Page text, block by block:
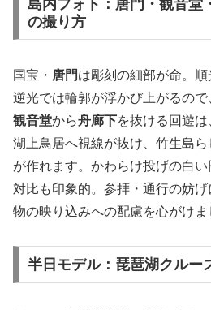
島内フォト：唐門・観音堂
の撮り方
国宝・ 唐門は彫刻の細部が命。順
逆光では輪郭が浮かび上がるので
観音堂から舟廊下を抜ける回遊
湖上鳥居へ視線が抜け、竹生島
が作れます。かわらけ投げの白
対比も印象的。参拝・通行の妨
物の映り込みへの配慮を心がけま
半日モデル：琵琶湖クルー